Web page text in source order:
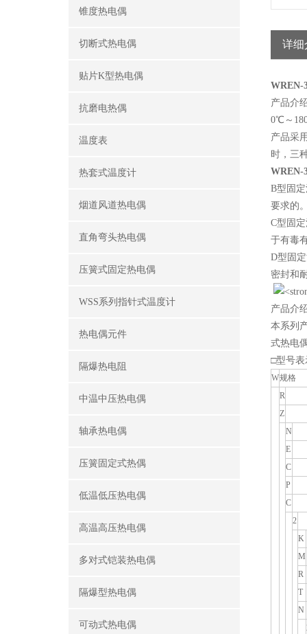
锥度热电偶
切断式热电偶
贴片K型热电偶
抗磨电热偶
温度表
热套式温度计
烟道风道热电偶
直角弯头热电偶
压簧式固定热电偶
WSS系列指针式温度计
热电偶元件
隔爆热电阻
中温中压热电偶
轴承热电偶
压簧固定式热偶
低温低压热电偶
高温高压热电偶
多对式铠装热电偶
隔爆型热电偶
可动式热电偶
详细
WREN-
产品介
0℃～
产品采
时，三
WREN-
B型固
要求的
C型固
于有毒
D型固
密封和
产品介
本系列
式热电
□型号表
W规格
R
Z
N
E
C
P
C
2
K
M
R
T
N